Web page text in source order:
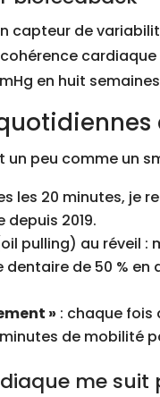
capteur de
en huit
un peu comme un
les 20 minutes, je
2019.
pulling) au réveil :
de 50 % en
» : chaque fois
de mobilité
me suit